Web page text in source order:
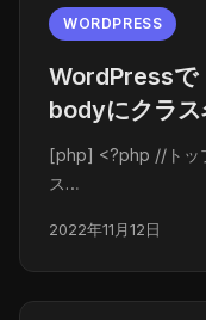
WORDPRESS
WordPressで
bodyにクラ
[php] <?php //トッ
ス…
2022年11月12日